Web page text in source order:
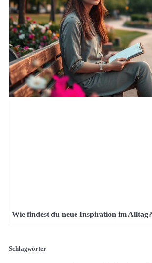
Wie findest du neue Inspiration im Alltag?
Schlagwörter